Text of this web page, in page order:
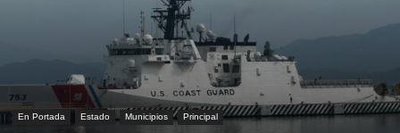
En Portada Estado Municipios Principal